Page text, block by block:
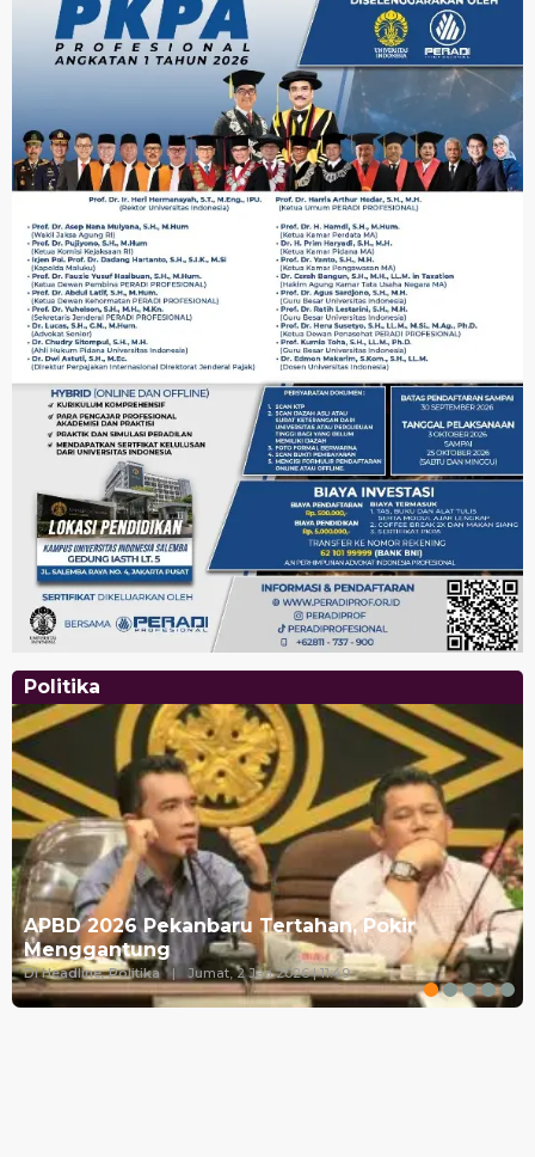
Politika
APBD 2026 Pekanbaru Tertahan, Pokir
Menggantung
Di Headline, Politika | Jumat, 2 Jan 2026 | 11:49